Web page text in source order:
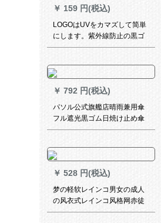
￥ 159 円(税込)
LOGOはUVをカマズして简単
にします。紫外線防止の黒ゴ
ム晴雨兼用傘折りたたみ畳畳
動的にビェーズ傘を開けま
す。1-2人のマニ娘にぴったり
です。
￥ 792 円(税込)
パソル公式旗艦店晴雨兼用傘
フル遮光黒ゴム日焼け止め傘
三つ折り印紙パソル雨露バー5
￥ 528 円(税込)
梦の軽软レインコ男女の成人
の风衣式レインコ风格网赤徒
歩旅行防水フュージョン连体